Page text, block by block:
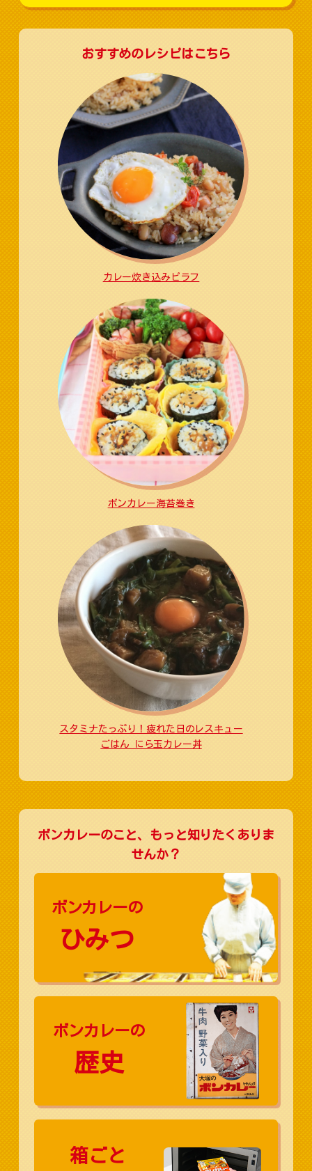
おすすめのレシピはこちら
カレー炊き込みピラフ
ボンカレー海苔巻き
スタミナたっぷり！疲れた日のレスキュー
ごはん にら玉カレー丼
ボンカレーのこと、もっと知りたくありま
せんか？
ボンカレーの
ひみつ
ボンカレーの
歴史
箱ごと